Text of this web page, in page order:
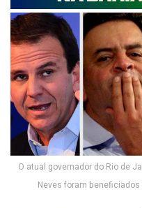
O atual governador do Rio de
Neves foram beneficiados